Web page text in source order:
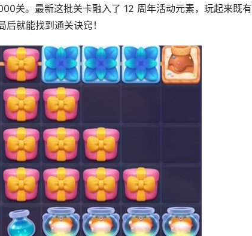
关。最新这批关卡融入了 12 周年活动元素，玩起来既
就能找到通关诀窍！